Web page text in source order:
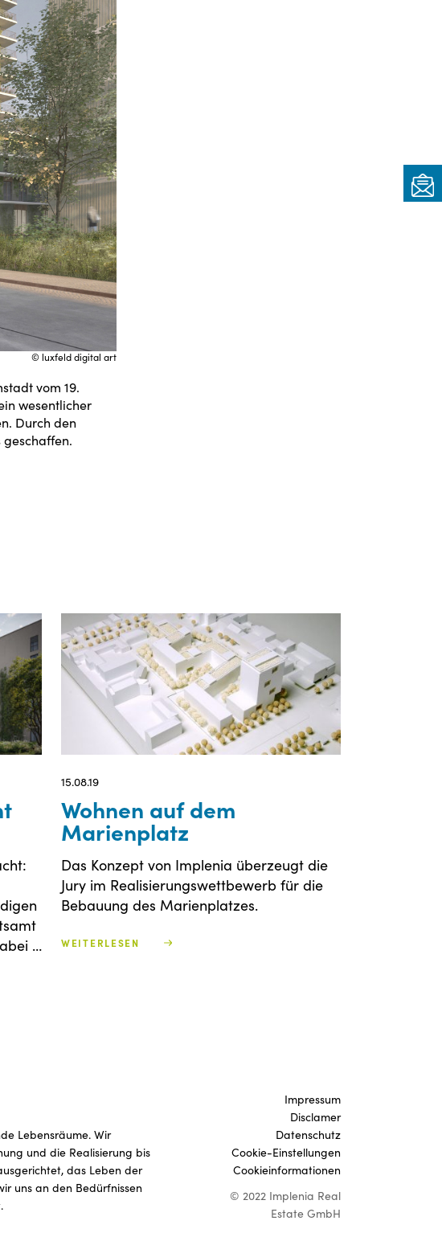
© luxfeld digital art
vom 19.
wesentlicher
Durch den
…
15.08.19
Wohnen auf dem
Marienplatz
Das Konzept von Implenia überzeugt die
Jury im Realisierungswettbewerb für die
Bebauung des Marienplatzes.
WEITERLESEN
Lebensräume. Wir
und die Realisierung bis
das Leben der
uns an den Bedürfnissen
Impressum
Disclamer
Datenschutz
Cookie-Einstellungen
Cookieinformationen
© 2022 Implenia Real
Estate GmbH